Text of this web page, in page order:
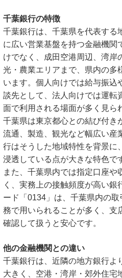
千葉銀行の特徴
千葉銀行は、千葉県を代表する
に広い営業基盤を持つ金融機関
けでなく、成田空港周辺、湾岸
光・農業エリアまで、県内の多
います。個人向けでは給与振込
談先として、法人向けでは運転
面で利用される場面が多く見ら
千葉県は東京都心との結び付き
流通、製造、観光など幅広い産
行はそうした地域特性を背景に
浸透している点が大きな特色で
また、千葉県内では指定口座や
く、実務上の接触頻度が高い銀
ード「0134」は、千葉県内の
務で用いられることが多く、支
確認して扱うと安心です。
他の金融機関との違い
千葉銀行は、近隣の地方銀行よ
大きく、空港・湾岸・郊外住宅